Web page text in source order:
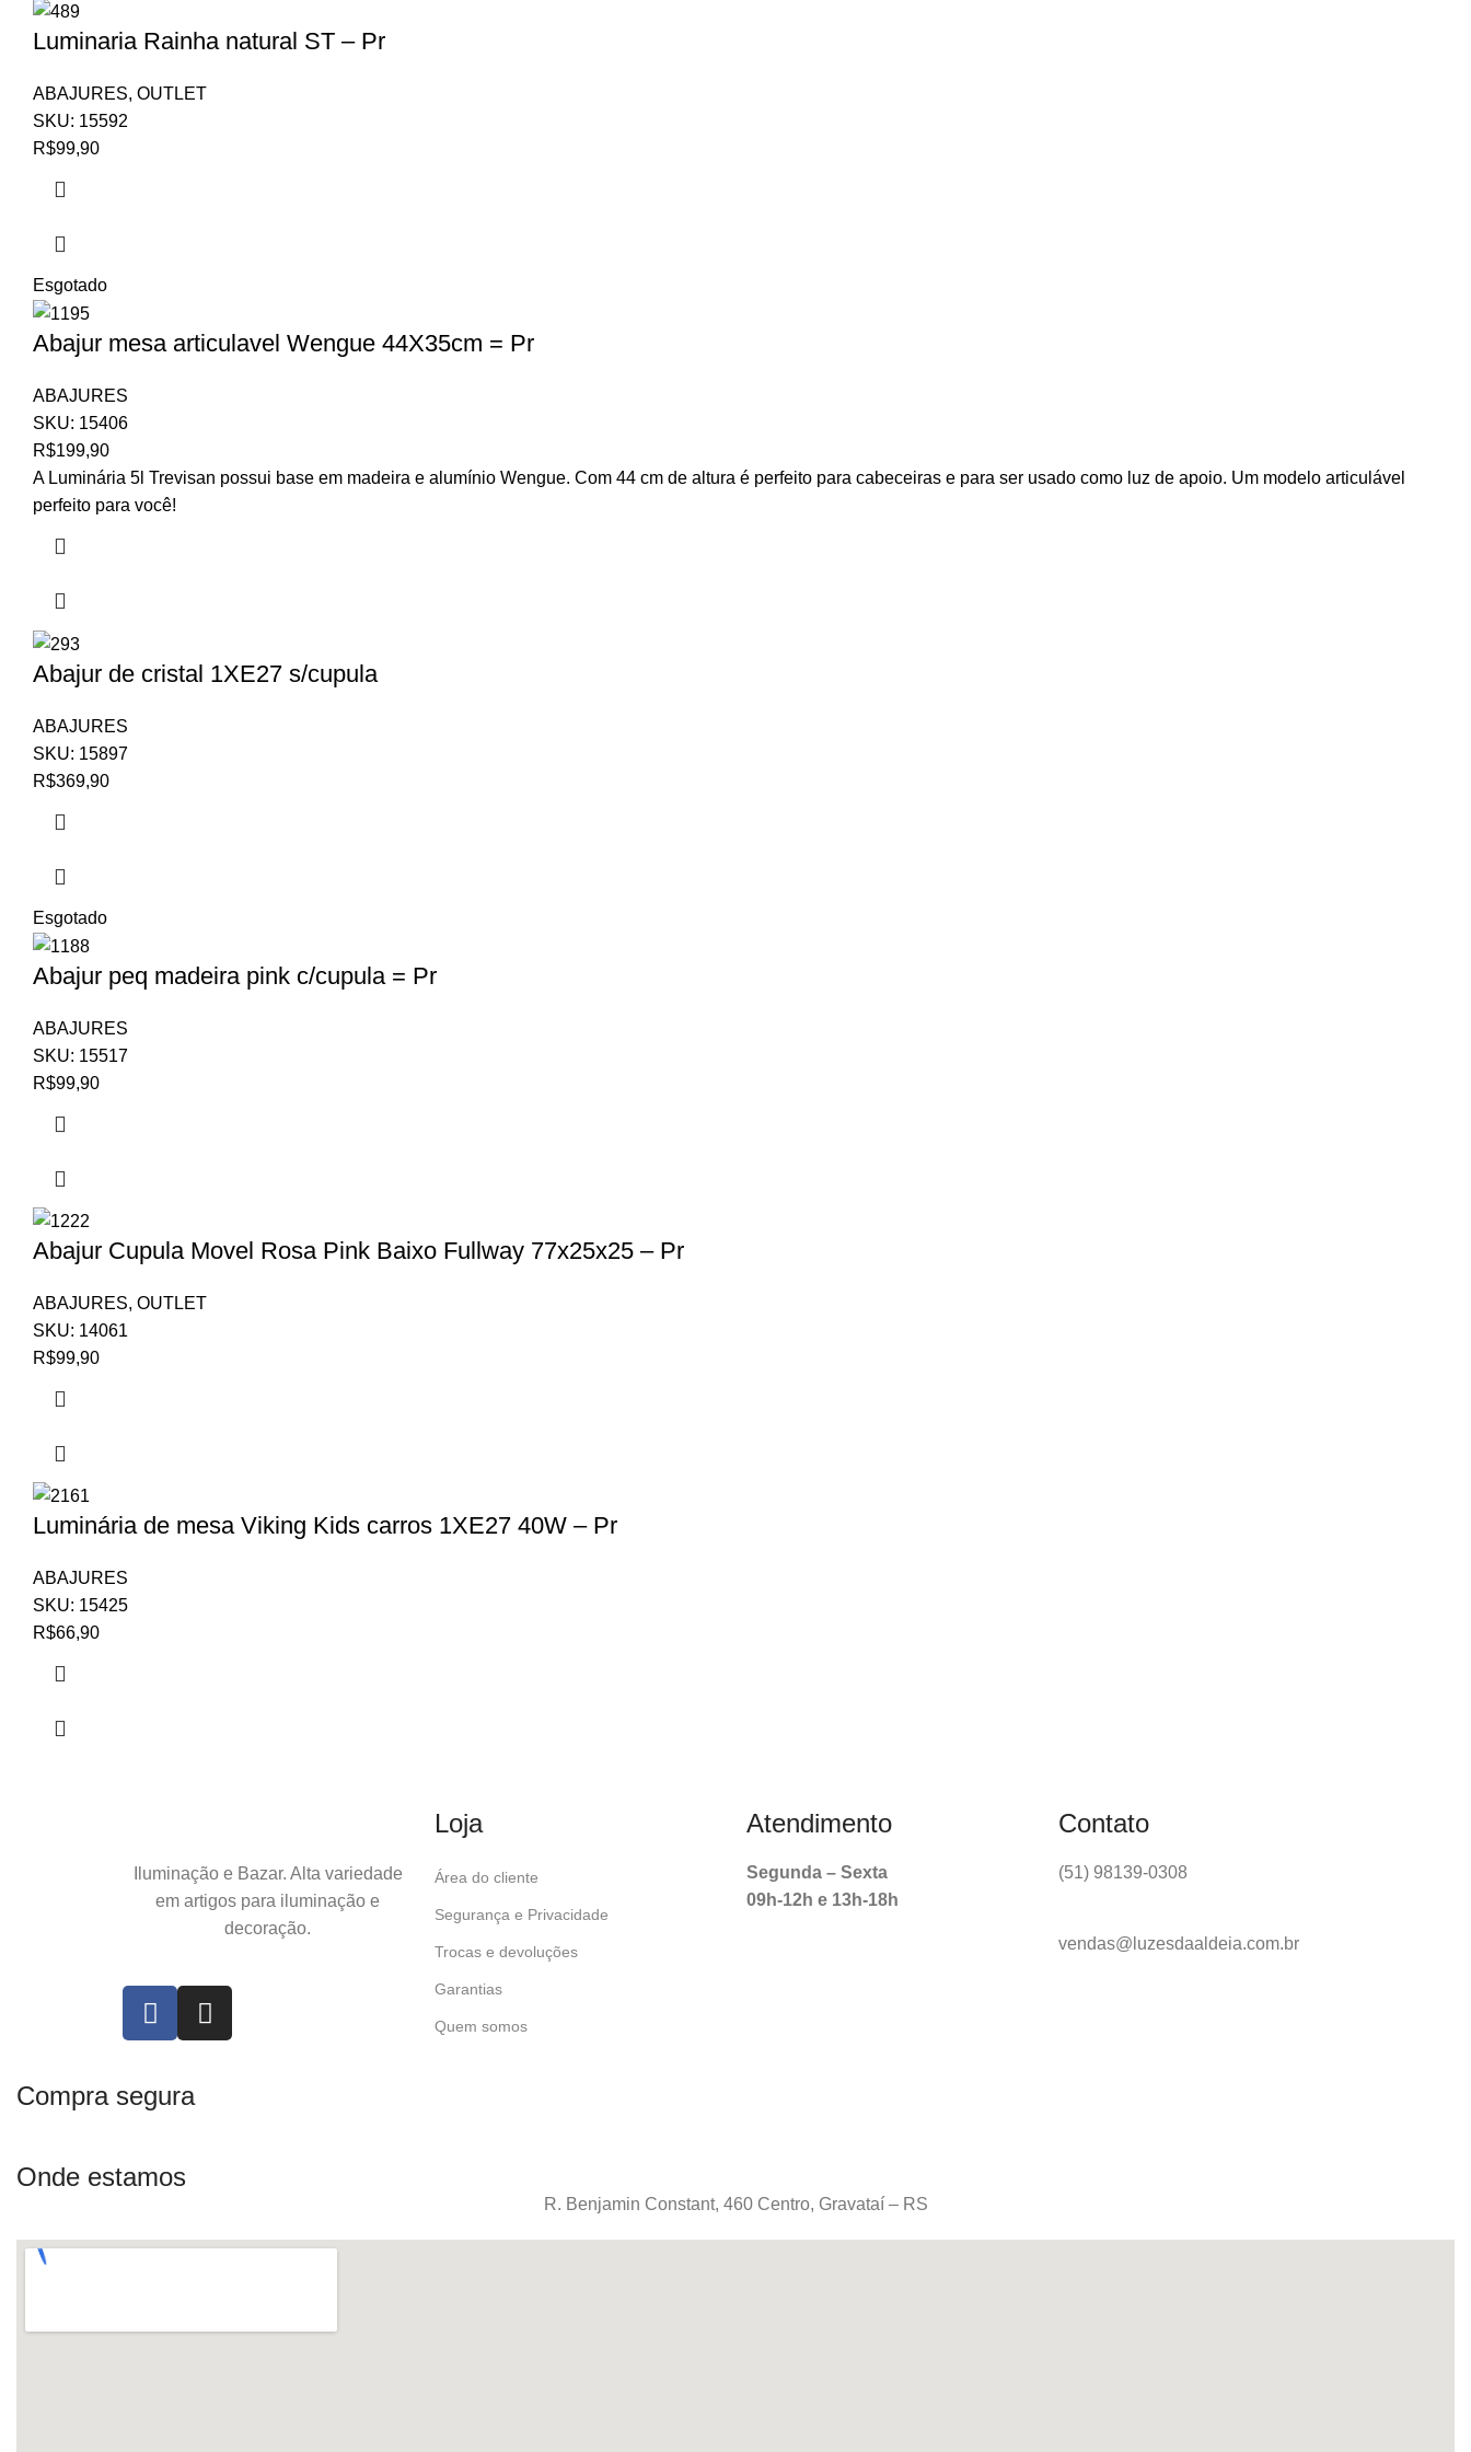
Luminaria Rainha natural ST – Pr
ABAJURES, OUTLET
SKU: 15592
R$99,90
Esgotado
Abajur mesa articulavel Wengue 44X35cm = Pr
ABAJURES
SKU: 15406
R$199,90
A Luminária 5l Trevisan possui base em madeira e alumínio Wengue. Com 44 cm de altura é perfeito para cabeceiras e para ser usado como luz de apoio. Um modelo articulável
perfeito para você!
Abajur de cristal 1XE27 s/cupula
ABAJURES
SKU: 15897
R$369,90
Esgotado
Abajur peq madeira pink c/cupula = Pr
ABAJURES
SKU: 15517
R$99,90
Abajur Cupula Movel Rosa Pink Baixo Fullway 77x25x25 – Pr
ABAJURES, OUTLET
SKU: 14061
R$99,90
Luminária de mesa Viking Kids carros 1XE27 40W – Pr
ABAJURES
SKU: 15425
R$66,90
Iluminação e Bazar. Alta variedade
em artigos para iluminação e
decoração.
Loja
Área do cliente
Segurança e Privacidade
Trocas e devoluções
Garantias
Quem somos
Atendimento
Segunda – Sexta
09h-12h e 13h-18h
Contato
(51) 98139-0308
vendas@luzesdaaldeia.com.br
Compra segura
Onde estamos
R. Benjamin Constant, 460 Centro, Gravataí – RS